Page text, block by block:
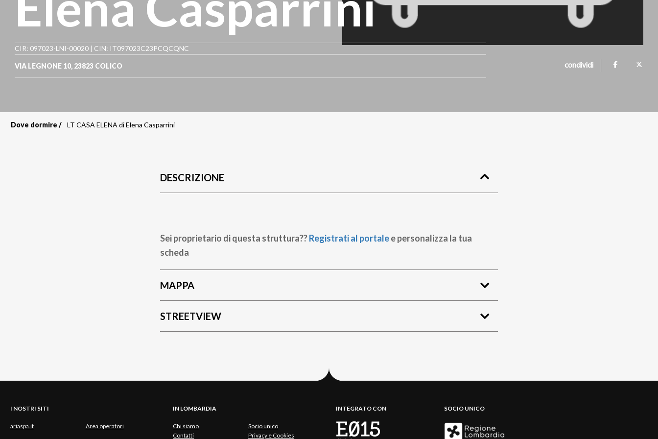
CIR: 097023-LNI-00020 | CIN: IT097023C23PCQCQNC
VIA LEGNONE 10, 23823 COLICO condividi
Dove dormire LT CASA ELENA di Elena Casparrini
DESCRIZIONE
Sei proprietario di questa struttura??Registrati al portalee personalizza la tua
scheda
MAPPA
STREETVIEW
I NOSTRI SITI
ariaspa.it Area operatori
IN LOMBARDIA
Chi siamo
Socio unico
Contatti
Privacy e Cookies
INTEGRATO CON SOCIO UNICO